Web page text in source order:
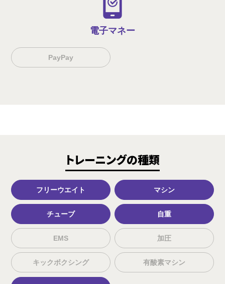
電子マネー
PayPay
トレーニングの種類
フリーウエイト マシン
チューブ 自重
EMS 加圧
キックボクシング 有酸素マシン